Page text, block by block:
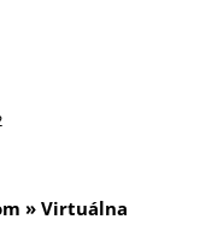
» Virtuálna